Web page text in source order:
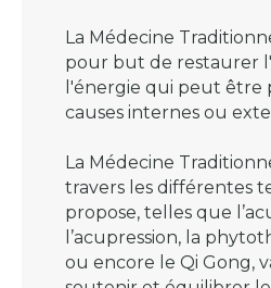
La Médecine
pour but de restaurer
l'énergie qui peut être
causes internes ou
La Médecine
travers les différentes
propose, telles que
l’acupression, la
ou encore le Qi Gong,